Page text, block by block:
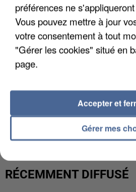
UNE TOURISTE DE L’OISE
COULÉE DE BOUE EN
RÉCEMMENT DIFFUSÉ
préférences ne
Vous pouvez mettre à jour
votre consentement à tout
"Gérer les cookies" situé en
page.
Gérer mes
Accepter et